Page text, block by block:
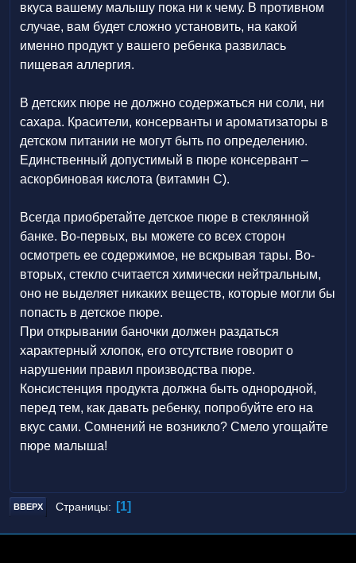
вкуса вашему малышу пока ни к чему. В противном
случае, вам будет сложно установить, на какой
именно продукт у вашего ребенка развилась
пищевая аллергия.
В детских пюре не должно содержаться ни соли, ни
сахара. Красители, консерванты и ароматизаторы в
детском питании не могут быть по определению.
Единственный допустимый в пюре консервант –
аскорбиновая кислота (витамин С).
Всегда приобретайте детское пюре в стеклянной
банке. Во-первых, вы можете со всех сторон
осмотреть ее содержимое, не вскрывая тары. Во-
вторых, стекло считается химически нейтральным,
оно не выделяет никаких веществ, которые могли бы
попасть в детское пюре.
При открывании баночки должен раздаться
характерный хлопок, его отсутствие говорит о
нарушении правил производства пюре.
Консистенция продукта должна быть однородной,
перед тем, как давать ребенку, попробуйте его на
вкус сами. Сомнений не возникло? Смело угощайте
пюре малыша!
ВВЕРХ Страницы 1